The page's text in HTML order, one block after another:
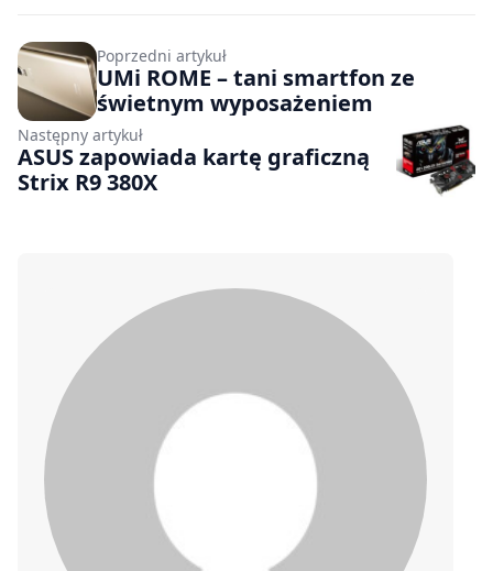
Poprzedni artykuł
UMi ROME – tani smartfon ze
świetnym wyposażeniem
Następny artykuł
ASUS zapowiada kartę graficzną
Strix R9 380X